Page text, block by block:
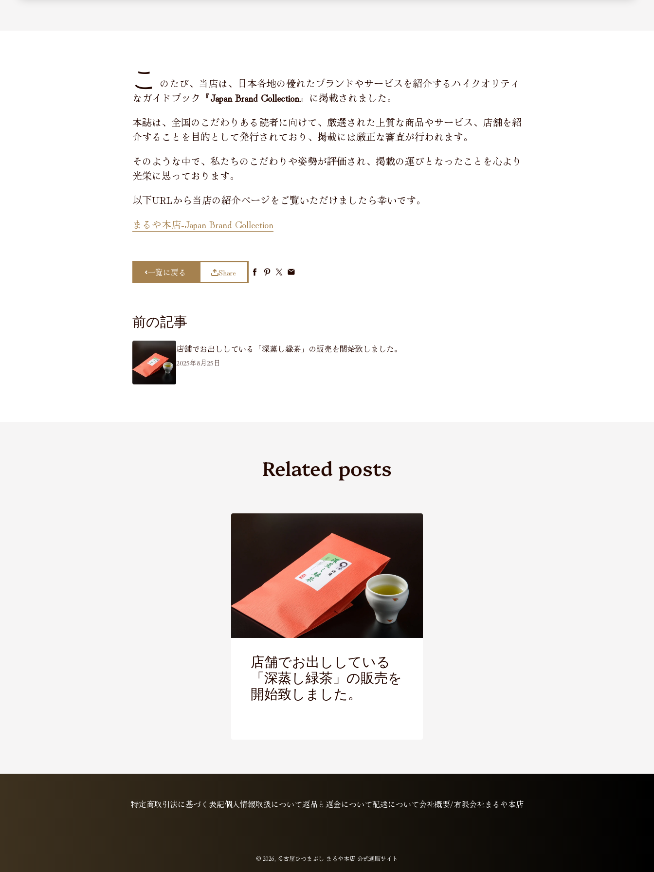
こ
のたび、当店は、日本各地の優れたブランドやサービスを紹介するハイクオリティ
なガイドブック『Japan Brand Collection』に掲載されました。
本誌は、全国のこだわりある読者に向けて、厳選された上質な商品やサービス、店舗を紹
介することを目的として発行されており、掲載には厳正な審査が行われます。
そのような中で、私たちのこだわりや姿勢が評価され、掲載の運びとなったことを心より
光栄に思っております。
以下URLから当店の紹介ページをご覧いただけましたら幸いです。
まるや本店-Japan Brand Collection
一覧に戻る Share
前の記事
店舗でお出ししている「深蒸し緑茶」の販売を開始致しました。
2025年8月25日
Related posts
店舗でお出ししている
「深蒸し緑茶」の販売を
開始致しました。
特定商取引法に基づく表記個人情報取扱について返品と返金について配送について会社概要/有限会社まるや本店
© 2026, 名古屋ひつまぶし まるや本店 公式通販サイト